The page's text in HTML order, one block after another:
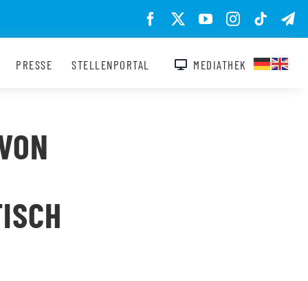
PRESSE STELLENPORTAL MEDIATHEK